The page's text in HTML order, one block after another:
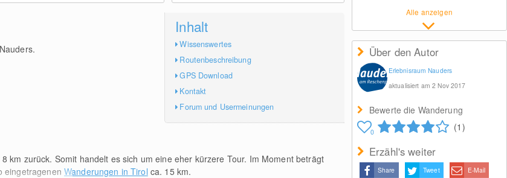
Alle anzeigen
Über den Autor
Erlebnisraum Nauders
aktualisiert am 2 Nov 2017
Bewerte die Wanderung
0 (1)
Erzähl's weiter
Share Tweet E-Mail
Inhalt
Wissenswertes
Routenbeschreibung
GPS Download
Kontakt
Forum und Usermeinungen
8km zurück. Somit handelt es sich um eine eher kürzere Tour. Im Moment beträgt
eingetragenen Wanderungen in Tirol ca. 15 km.